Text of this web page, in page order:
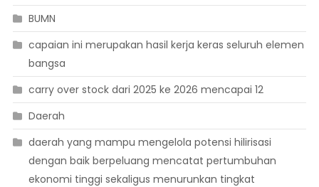
BUMN
capaian ini merupakan hasil kerja keras seluruh elemen
bangsa
carry over stock dari 2025 ke 2026 mencapai 12
Daerah
daerah yang mampu mengelola potensi hilirisasi
dengan baik berpeluang mencatat pertumbuhan
ekonomi tinggi sekaligus menurunkan tingkat